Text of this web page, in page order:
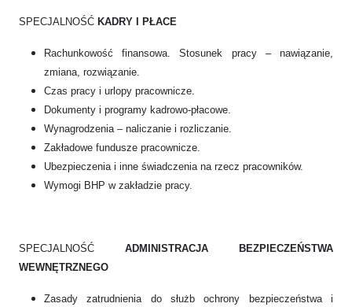
SPECJALNOŚĆ KADRY I PŁACE
Rachunkowość finansowa. Stosunek pracy – nawiązanie,
zmiana, rozwiązanie.
Czas pracy i urlopy pracownicze.
Dokumenty i programy kadrowo-płacowe.
Wynagrodzenia – naliczanie i rozliczanie.
Zakładowe fundusze pracownicze.
Ubezpieczenia i inne świadczenia na rzecz pracowników.
Wymogi BHP w zakładzie pracy.
SPECJALNOŚĆ ADMINISTRACJA BEZPIECZEŃSTWA
WEWNĘTRZNEGO
Zasady zatrudnienia do służb ochrony bezpieczeństwa i